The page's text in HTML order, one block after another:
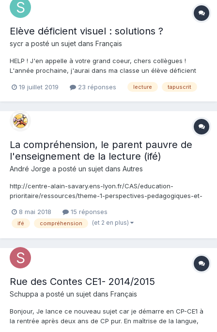
Elève déficient visuel : solutions ?
sycr a posté un sujet dans Français
HELP ! J'en appelle à votre grand coeur, chers collègues !
L'année prochaine, j'aurai dans ma classe un élève déficient
(police century gothic, 18, double interligne). Je recherche des
19 juillet 2019 23 réponses lecture tapuscrit
La compréhension, le parent pauvre de
l'enseignement de la lecture (ifé)
André Jorge a posté un sujet dans Autres
http://centre-alain-savary.ens-lyon.fr/CAS/education-
prioritaire/ressources/theme-1-perspectives-pedagogiques-et-
disciplines/dossier-lire-ecrire/comprehension-partager-les-
references?utm_source=dlvr.it&utm_medium=facebook
8 mai 2018 15 réponses
ifé compréhension (et 2 en plus)
Rue des Contes CE1- 2014/2015
Schuppa a posté un sujet dans Français
Bonjour, Je lance ce nouveau sujet car je démarre en CP-CE1 à
la rentrée après deux ans de CP pur. En maîtrise de la langue,